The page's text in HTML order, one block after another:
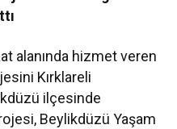
alanında hizmet veren
Kırklareli
ilçesinde
Beylikdüzü Yaşam